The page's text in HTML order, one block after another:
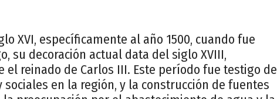
XVI, específicamente al año 1500, cuando fue
su decoración actual data del siglo XVIII,
el reinado de Carlos III. Este período fue testigo de
en la región, y la construcción de fuentes